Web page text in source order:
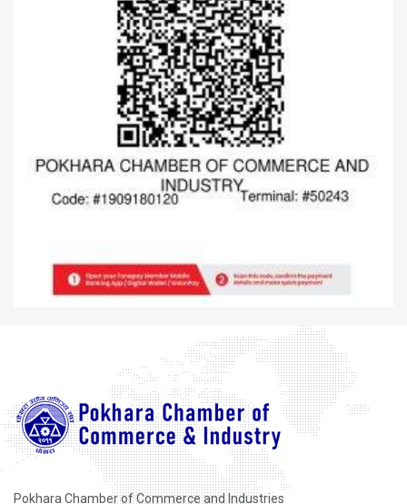
Pokhara Chamber of Commerce and Industries